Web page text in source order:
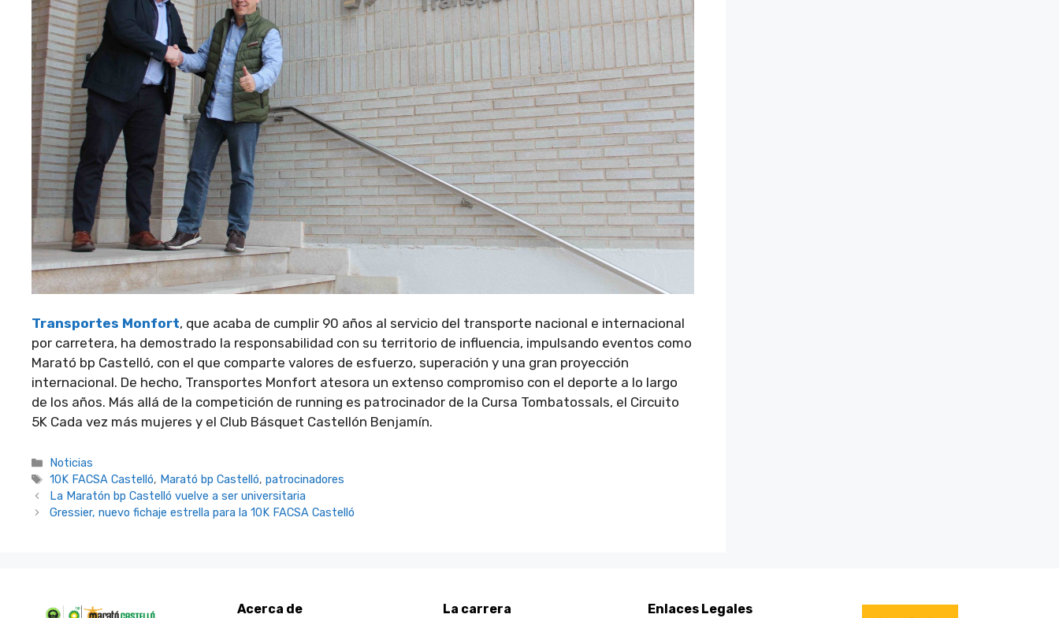
Transportes Monfort, que acaba de cumplir 90 años al servicio del transporte nacional e internacional
por carretera, ha demostrado la responsabilidad con su territorio de influencia, impulsando eventos como
Marató bp Castelló, con el que comparte valores de esfuerzo, superación y una gran proyección
internacional. De hecho, Transportes Monfort atesora un extenso compromiso con el deporte a lo largo
de los años. Más allá de la competición de running es patrocinador de la Cursa Tombatossals, el Circuito
5K Cada vez más mujeres y el Club Básquet Castellón Benjamín.
Categorías
Noticias
Etiquetas
10K FACSA Castelló, Marató bp Castelló,patrocinadores
La Maratón bp Castelló vuelve a ser universitaria
Gressier, nuevo fichaje estrella para la 10K FACSA Castelló
Acerca de La carrera Enlaces Legales